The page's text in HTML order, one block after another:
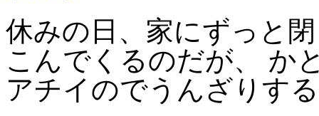
休みの日、家にずっと
こんでくるのだが、 か
アチイのでうんざりす